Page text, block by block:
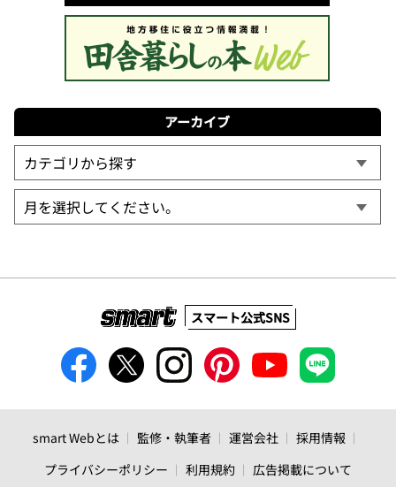
アーカイブ
スマート公式SNS
smart Webとは 監修・執筆者 運営会社
採用情報
プライバシーポリシー
利用規約 広告掲載について